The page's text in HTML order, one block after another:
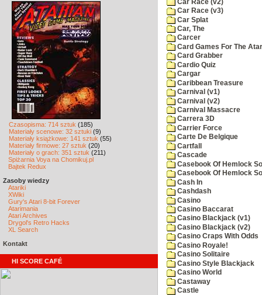
Czasopisma: 714 sztuk (185)
Materiały scenowe: 32 sztuki (9)
Materiały książkowe: 141 sztuk (55)
Materiały firmowe: 27 sztuk (20)
Materiały o grach: 351 sztuk (211)
Spiżarnia Voya na Chomikuj.pl
Bajtek Redux
Zasoby wiedzy
Atariki
XWiki
Gury's Atari 8-bit Forever
Atarimania
Atari Archives
Drygol's Retro Hacks
XL Search
Kontakt
HI SCORE CAFÉ
Car Race (v2)
Car Race (v3)
Car Splat
Car, The
Carcer
Card Games For The
Card Grabber
Cardio Quiz
Cargar
Caribbean Treasure
Carnival (v1)
Carnival (v2)
Carnival Massacre
Carrera 3D
Carrier Force
Carte De Belgique
Cartfall
Cascade
Casebook Of Hemlock
Casebook Of Hemlock
Cash In
Cashdash
Casino
Casino Baccarat
Casino Blackjack (v1)
Casino Blackjack (v2)
Casino Craps With Odds
Casino Royale!
Casino Solitaire
Casino Style Blackjack
Casino World
Castaway
Castle